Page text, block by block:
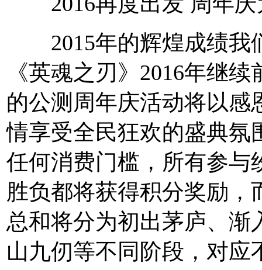
2015年的辉煌成绩我
《英魂之刃》2016年继
的公测周年庆活动将以感
情享受全民狂欢的盛典氛
任何消费门槛，所有参与
胜负都将获得积分奖励，
总和将分为初出茅庐、渐
山九仞等不同阶段，对应